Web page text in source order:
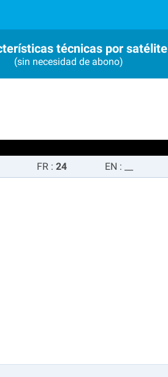
técnicas por satélite
(sin necesidad de abono)
FR : 24 EN :